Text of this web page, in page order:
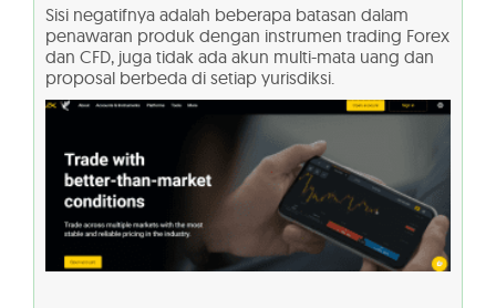
Sisi negatifnya adalah beberapa batasan dalam
penawaran produk dengan instrumen trading Forex
dan CFD, juga tidak ada akun multi-mata uang dan
proposal berbeda di setiap yurisdiksi.